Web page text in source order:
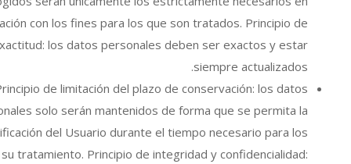
con los fines para los que son tratados. Principio de
los datos personales deben ser exactos y estar
siempre actualizados.
de limitación del plazo de conservación: los datos
solo serán mantenidos de forma que se permita la
del Usuario durante el tiempo necesario para los
tratamiento. Principio de integridad y confidencialidad: